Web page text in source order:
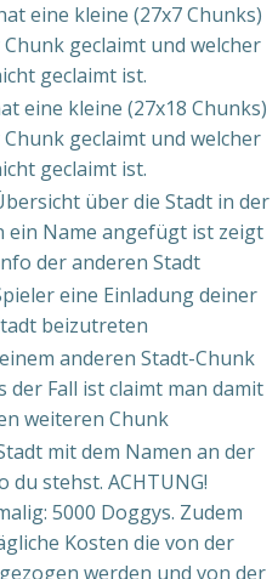
eine kleine (27x7 Chunks)
geclaimt und welcher
geclaimt ist.
eine kleine (27x18 Chunks)
geclaimt und welcher
geclaimt ist.
über die Stadt in der
ein Name angefügt ist zeigt
der anderen Stadt
eine Einladung deiner
beizutreten
anderen Stadt-Chunk
der Fall ist claimt man damit
weiteren Chunk
mit dem Namen an der
du stehst. ACHTUNG!
5000 Doggys. Zudem
Kosten die von der
werden und von der